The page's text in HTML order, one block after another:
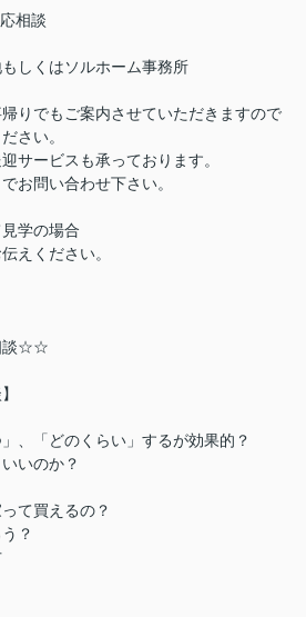
相談
しくはソルホーム事務所
りでもご案内させていただきますので
さい。
サービスも承っております。
お問い合わせ下さい。
学の場合
えください。
談☆☆
、「どのくらい」するが効果的？
いのか？
て買えるの？
？